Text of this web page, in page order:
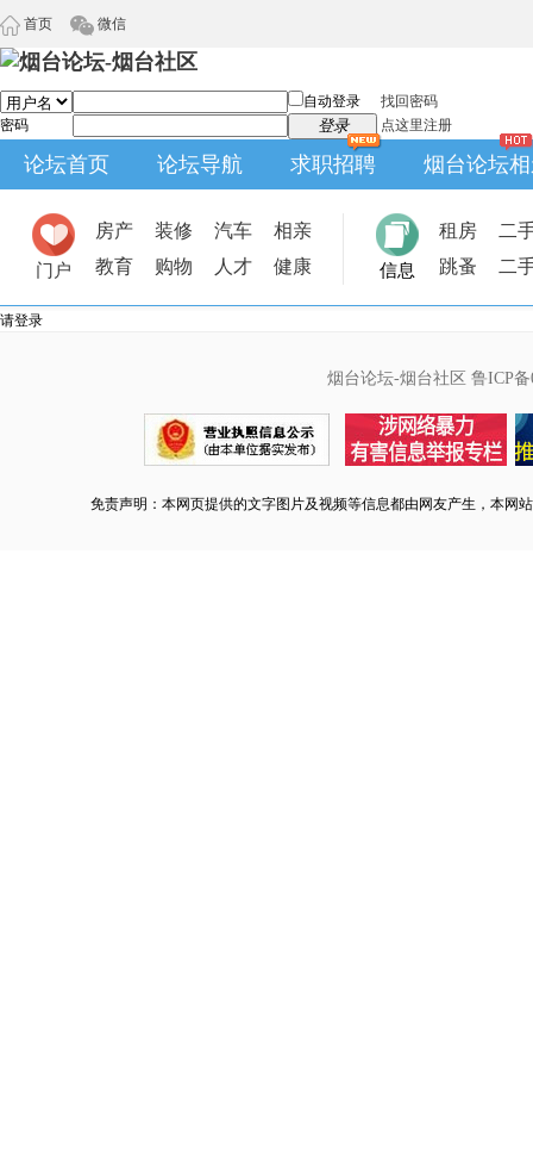
首页 微信
自动登录
找回密码
密码
登录 点这里注册
论坛首页 论坛导航 求职招聘 烟台论坛
门户
房产 装修 汽车
相亲
教育
购物 人才 健康 信息
租房
二
跳蚤
二
请登录
烟台论坛-烟台社区 鲁ICP备
免责声明：本网页提供的文字图片及视频等信息都由网友产生，本网